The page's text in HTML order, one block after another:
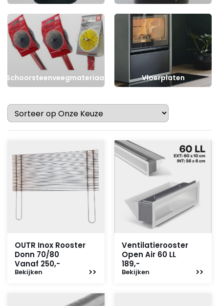
Schoorsteenveegmateriaal Vloerplaten
OUTR Inox Rooster
Donn 70/80
Vanaf 250,-
Bekijken
Ventilatierooster
Open Air 60 LL
189,-
Bekijken